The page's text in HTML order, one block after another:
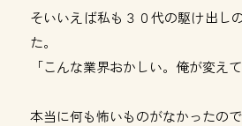
そいいえば私も３０代の駆け出し
た。
「こんな業界おかしい。俺が変え
本当に何も怖いものがなかったので